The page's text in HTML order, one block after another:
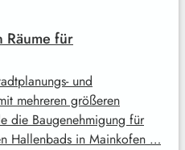
Räume für
und
mehreren größeren
die Baugenehmigung für
Hallenbads in Mainkofen …